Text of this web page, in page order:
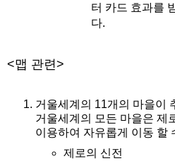
터 카드 효과를
다.
<맵 관련>
거울세계의 11개의 마을이
거울세계의 모든 마을은 제
이용하여 자유롭게 이동 할
제로의 신전